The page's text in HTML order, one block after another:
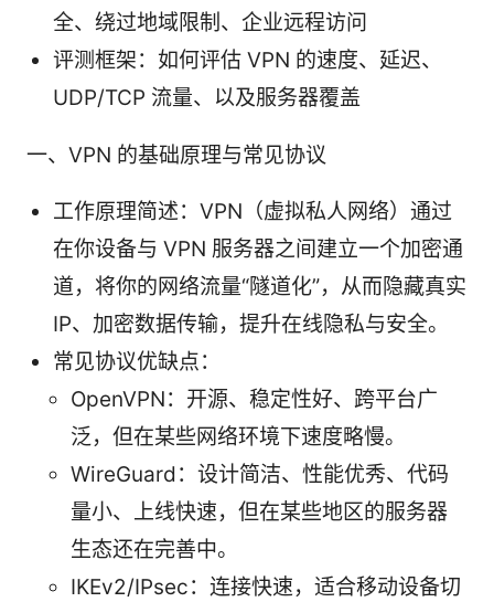
全、绕过地域限制、企业远程访问
评测框架：如何评估 VPN 的速度、延迟、
UDP/TCP 流量、以及服务器覆盖
一、VPN 的基础原理与常见协议
工作原理简述：VPN（虚拟私人网络）通过
在你设备与 VPN 服务器之间建立一个加密通
道，将你的网络流量“隧道化”，从而隐藏真实
IP、加密数据传输，提升在线隐私与安全。
常见协议优缺点：
OpenVPN：开源、稳定性好、跨平台广
泛，但在某些网络环境下速度略慢。
WireGuard：设计简洁、性能优秀、代码
量小、上线快速，但在某些地区的服务器
生态还在完善中。
IKEv2/IPsec：连接快速，适合移动设备切